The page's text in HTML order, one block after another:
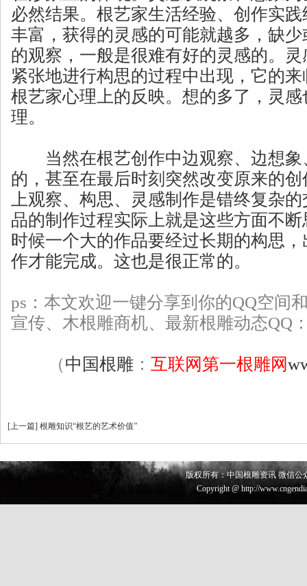
必然结果。根艺家生活经验、创作实
丰富，获得的灵感的可能就越多，缺
的观察，一般是很难有好的灵感的。
紧张地进行构思的过程中出现，它的
根艺家心理上的反映。想的多了，灵
理。
当然在根艺创作中边观察、边想象
的，甚至在最后时刻突然改变原来的
上观察、构思、灵感制作是错终复杂
品的制作过程实际上就是这些方面不
时候一个大的作品要经过长期的构思
作才能完成。这也是很正常的。
ps：本文欢迎一键分享到你的QQ空间
宣传、 木根雕商机、最新根雕动态QQ
（中国根雕 ： 互联网第一根雕网
[上一篇] 根雕知识“根艺的艺术价值”
版权所有：中国根雕资讯 微信公
Copyright @ http://